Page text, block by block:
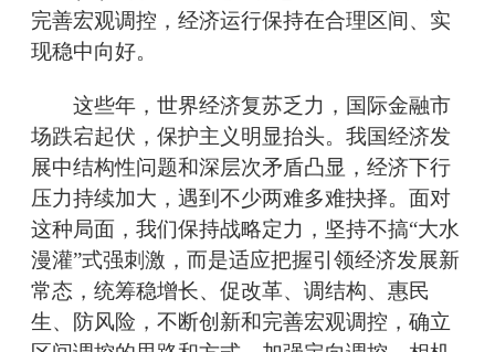
完善宏观调控，经济运行保持在合理区间、实
现稳中向好。
这些年，世界经济复苏乏力，国际金融市
场跌宕起伏，保护主义明显抬头。我国经济发
展中结构性问题和深层次矛盾凸显，经济下行
压力持续加大，遇到不少两难多难抉择。面对
这种局面，我们保持战略定力，坚持不搞“大水
漫灌”式强刺激，而是适应把握引领经济发展新
常态，统筹稳增长、促改革、调结构、惠民
生、防风险，不断创新和完善宏观调控，确立